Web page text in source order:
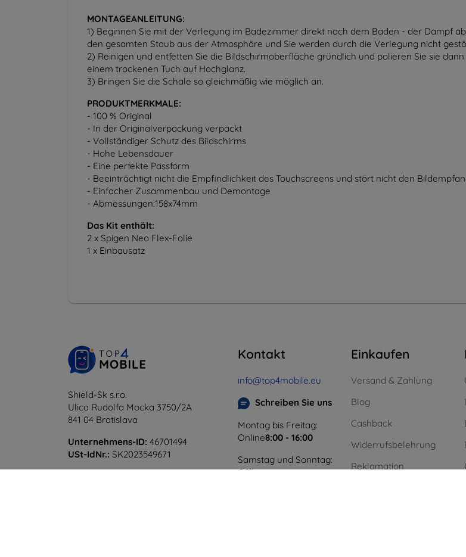
MONTAGEANLEITUNG:
1) Beginnen Sie mit der Verlegung im Badezimmer direkt nach dem Baden - der Dampf
den gesamten Staub aus der Atmosphäre und Sie werden durch die Verlegung nicht
2) Reinigen und entfetten Sie die Bildschirmoberfläche gründlich und polieren Sie sie
einem trockenen Tuch auf Hochglanz.
3) Bringen Sie die Schale so gleichmäßig wie möglich an.
PRODUKTMERKMALE:
- 100 % Original
- In der Originalverpackung verpackt
- Vollständiger Schutz des Bildschirms
- Hohe Lebensdauer
- Eine perfekte Passform
- Beeinträchtigt nicht die Empfindlichkeit des Touchscreens und stört nicht den
- Einfacher Zusammenbau und Demontage
- Abmessungen:158x74mm
Das Kit enthält:
2 x Spigen Neo Flex-Folie
1 x Einbausatz
Shield-Sk s.r.o.
Ulica Rudolfa Mocka 3750/2A
841 04 Bratislava
Unternehmens-ID: 46701494
USt-IdNr.: SK2023549671
Kontakt
info@top4mobile.eu
Schreiben Sie uns
Montag bis Freitag:
Online8:00 - 16:00
Samstag und Sonntag:
Offline
Einkaufen
Versand & Zahlung
Blog
Cashback
Widerrufsbelehrung
Reklamation